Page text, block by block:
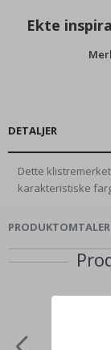
Ekte
DETALJER
Dette
karakteristiske
PRODUKTOMTALER